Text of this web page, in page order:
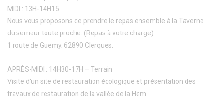
MIDI : 13H-14H15
Nous vous proposons de prendre le repas ensemble à la Taverne
du semeur toute proche. (Repas à votre charge)
1 route de Guemy, 62890 Clerques.
APRÈS-MIDI : 14H30-17H – Terrain
Visite d’un site de restauration écologique et présentation des
travaux de restauration de la vallée de la Hem.